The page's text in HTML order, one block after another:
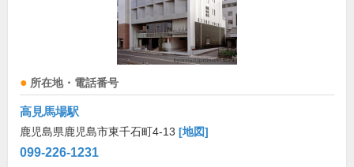
所在地・電話番号
高見馬場駅
鹿児島県鹿児島市東千石町4-13 [地図]
099-226-1231